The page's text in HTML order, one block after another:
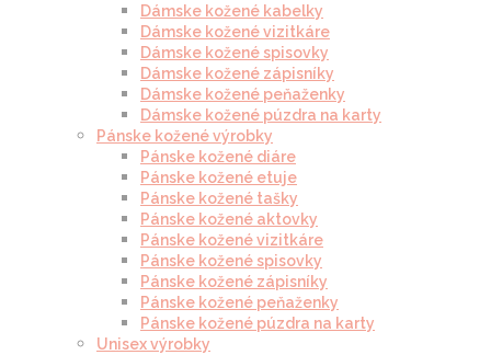
Dámske kožené kabelky
Dámske kožené vizitkáre
Dámske kožené spisovky
Dámske kožené zápisníky
Dámske kožené peňaženky
Dámske kožené púzdra na karty
Pánske kožené výrobky
Pánske kožené diáre
Pánske kožené etuje
Pánske kožené tašky
Pánske kožené aktovky
Pánske kožené vizitkáre
Pánske kožené spisovky
Pánske kožené zápisníky
Pánske kožené peňaženky
Pánske kožené púzdra na karty
Unisex výrobky